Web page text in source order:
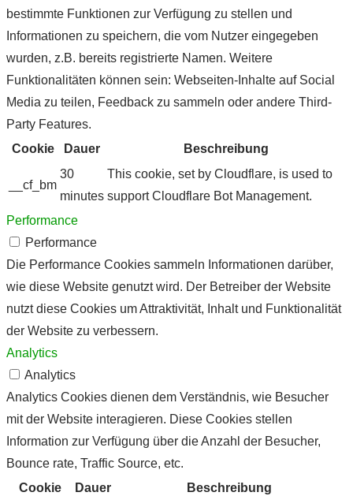
bestimmte Funktionen zur Verfügung zu stellen und
Informationen zu speichern, die vom Nutzer eingegeben
wurden, z.B. bereits registrierte Namen. Weitere
Funktionalitäten können sein: Webseiten-Inhalte auf Social
Media zu teilen, Feedback zu sammeln oder andere Third-
Party Features.
Cookie
Dauer Beschreibung
__cf_bm
30
minutes
This cookie, set by Cloudflare, is used to
support Cloudflare Bot Management.
Performance
Performance
Die Performance Cookies sammeln Informationen darüber,
wie diese Website genutzt wird. Der Betreiber der Website
nutzt diese Cookies um Attraktivität, Inhalt und Funktionalität
der Website zu verbessern.
Analytics
Analytics
Analytics Cookies dienen dem Verständnis, wie Besucher
mit der Website interagieren. Diese Cookies stellen
Information zur Verfügung über die Anzahl der Besucher,
Bounce rate, Traffic Source, etc.
Cookie
Dauer Beschreibung